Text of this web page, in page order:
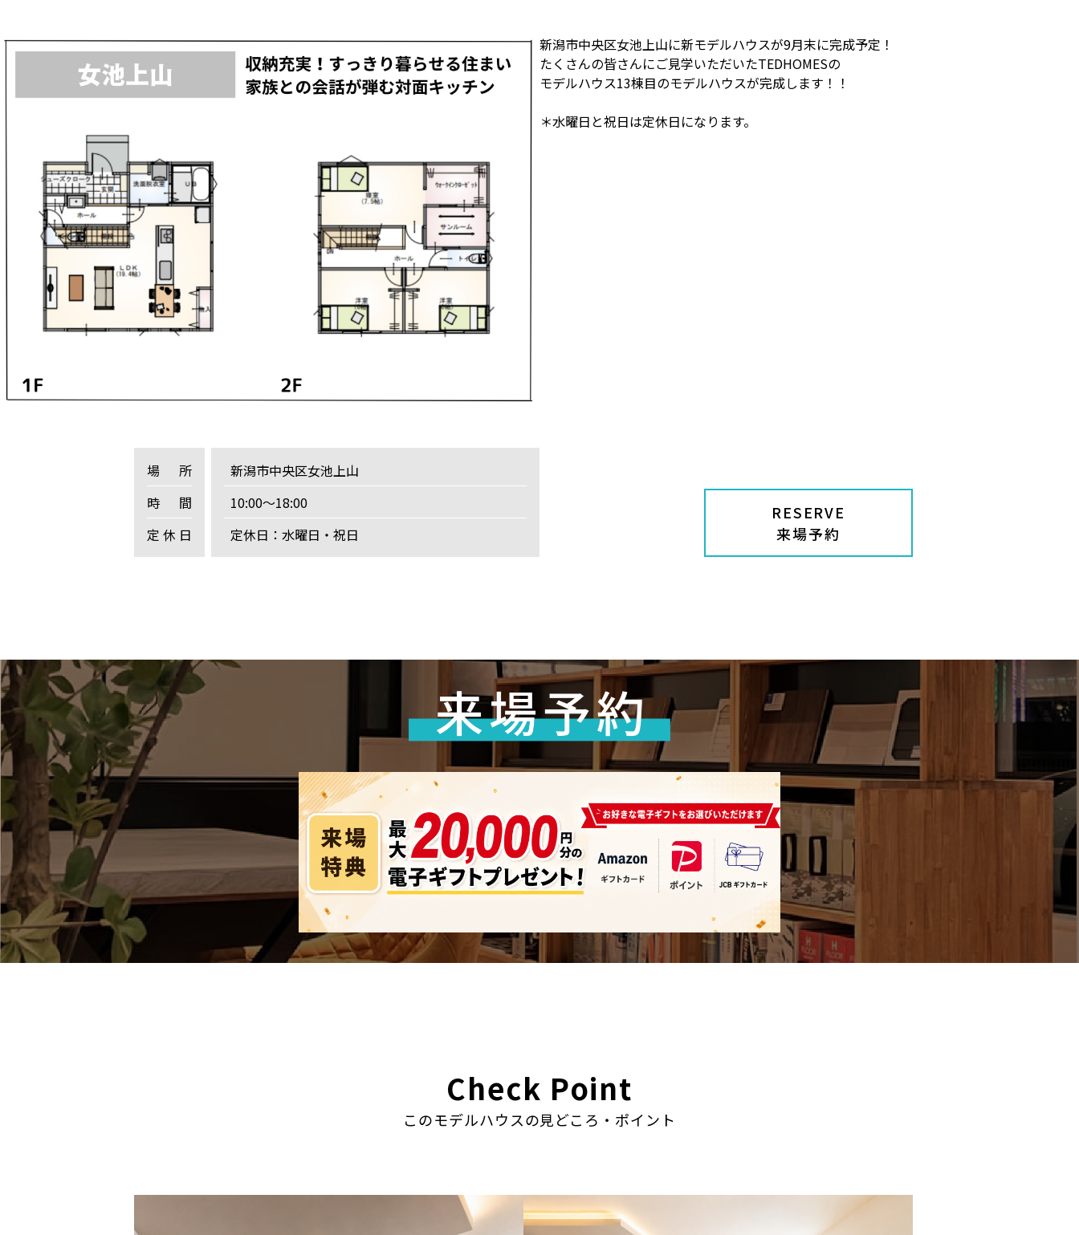
場所
新潟市中央区女池上山
時間
10:00～18:00
定休日
定休日：水曜日・祝日
新潟市中央区女池上山に新モデルハウスが9月末に完成予定！
たくさんの皆さんにご見学いただいたTEDHOMESの
モデルハウス13棟目のモデルハウスが完成します！！
＊水曜日と祝日は定休日になります。
RESERVE
来場予約
Check Point
このモデルハウスの見どころ・ポイント